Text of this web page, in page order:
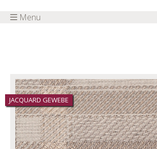
Menu
JACQUARD GEWEBE